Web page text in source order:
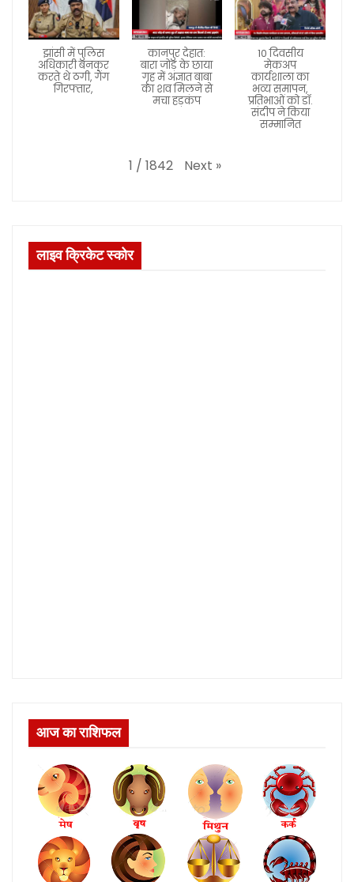
झांसी में पुलिस
अधिकारी बनकर
करते थे ठगी, गैंग
गिरफ्तार,
कानपुर देहात:
बारा जोड़ के छाया
गृह में अज्ञात बाबा
का शव मिलने से
मचा हड़कंप
10 दिवसीय
मेकअप
कार्यशाला का
भव्य समापन,
प्रतिभाओं को डॉ.
संदीप ने किया
सम्मानित
1 / 1842 Next »
लाइव क्रिकेट स्कोर
आज का राशिफल